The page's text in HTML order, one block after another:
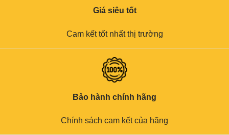
Giá siêu tốt
Cam kết tốt nhất thị trường
Bảo hành chính hãng
Chính sách cam kết của hãng